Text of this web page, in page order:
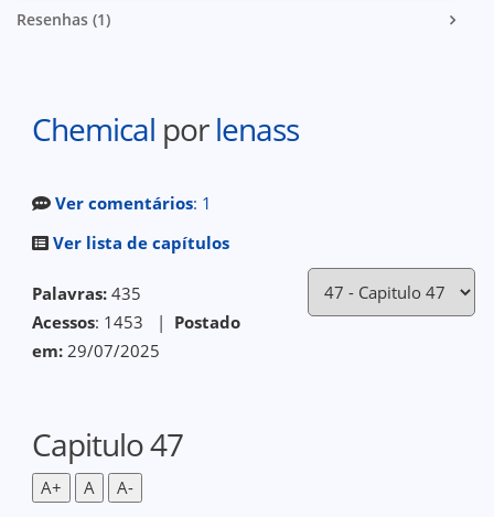
Resenhas (1)
Chemical porlenass
Ver comentários: 1
Ver lista de capítulos
Palavras: 435
Acessos: 1453 | Postado
em: 29/07/2025
Capitulo 47
A+ A A-